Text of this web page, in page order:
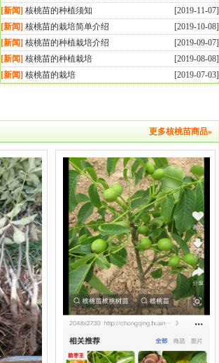
[2019-11-07]
[新闻] 核桃苗的种植须知
[2019-10-08]
[新闻] 核桃苗的栽培简单介绍
[2019-09-07]
[新闻] 核桃苗的种植栽培介绍
[2019-08-08]
[新闻] 核桃苗的种植栽培
[2019-07-03]
[新闻] 核桃苗的栽培
更多核桃苗商品»